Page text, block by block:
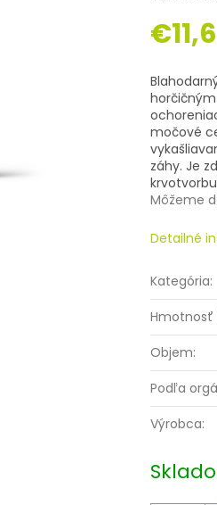
cena:
Môžeme
močové
záhy. Je
Detailné
Kategória:
Hmotnosť
Objem:
Podľa
Výrobca: